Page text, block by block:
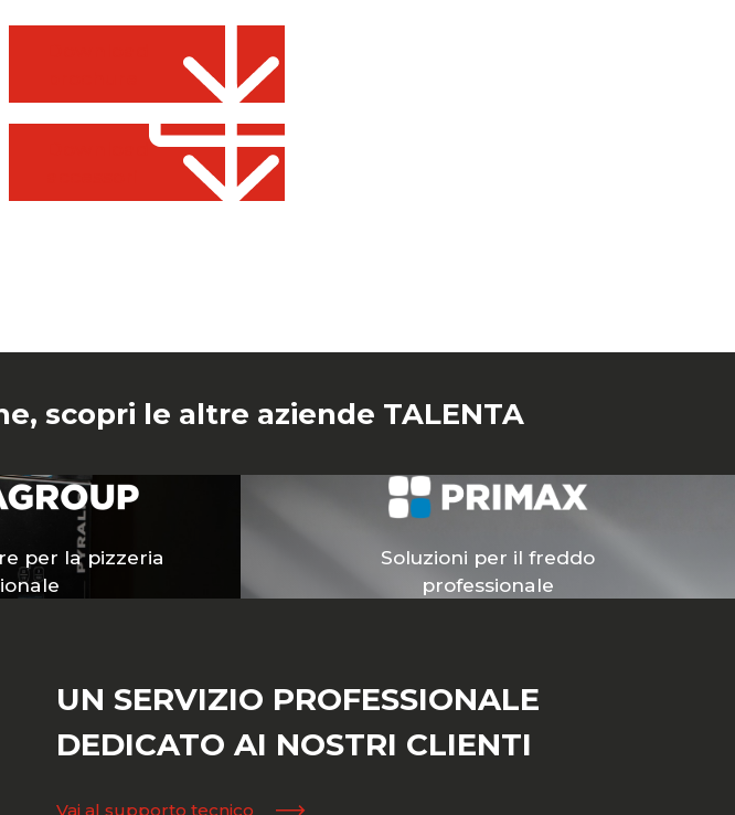
Download
scopri le altre aziende TALENTA
per la pizzeria
Soluzioni per il freddo
professionale
UN SERVIZIO PROFESSIONALE
DEDICATO AI NOSTRI CLIENTI
Vai al supporto tecnico